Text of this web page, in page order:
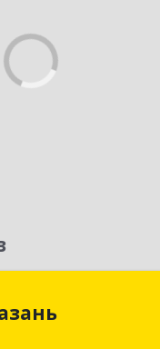
Респ, Казань г,